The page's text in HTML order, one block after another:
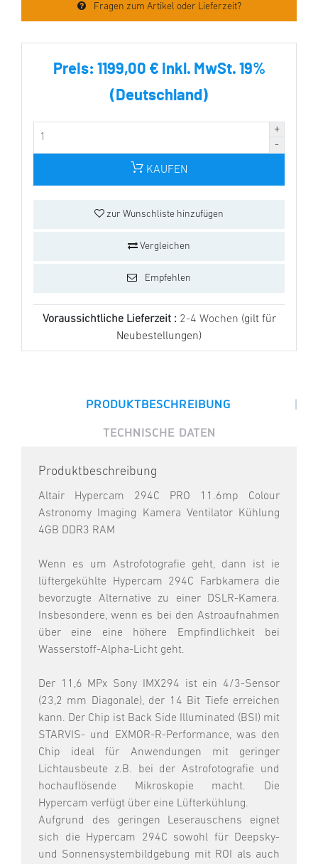
Fragen zum Artikel oder Lieferzeit?
Preis: 1199,00 € inkl. MwSt. 19%
(Deutschland)
KAUFEN
zur Wunschliste hinzufügen
Vergleichen
Empfehlen
Voraussichtliche Lieferzeit : 2-4 Wochen (gilt für
Neubestellungen)
PRODUKTBESCHREIBUNG |
TECHNISCHE DATEN
Produktbeschreibung
Altair Hypercam 294C PRO 11.6mp Colour
Astronomy Imaging Kamera Ventilator Kühlung
4GB DDR3 RAM
Wenn es um Astrofotografie geht, dann ist ie
lüftergekühlte Hypercam 294C Farbkamera die
bevorzugte Alternative zu einer DSLR-Kamera.
Insbesondere, wenn es bei den Astroaufnahmen
über eine eine höhere Empfindlichkeit bei
Wasserstoff-Alpha-Licht geht.
Der 11,6 MPx Sony IMX294 ist ein 4/3-Sensor
(23,2 mm Diagonale), der 14 Bit Tiefe erreichen
kann. Der Chip ist Back Side Illuminated (BSI) mit
STARVIS- und EXMOR-R-Performance, was den
Chip ideal für Anwendungen mit geringer
Lichtausbeute z.B. bei der Astrofotografie und
hochauflösende Mikroskopie macht. Die
Hypercam verfügt über eine Lüfterkühlung.
Aufgrund des geringen Leserauschens eignet
sich die Hypercam 294C sowohl für Deepsky-
und Sonnensystembildgebung mit ROI als auch